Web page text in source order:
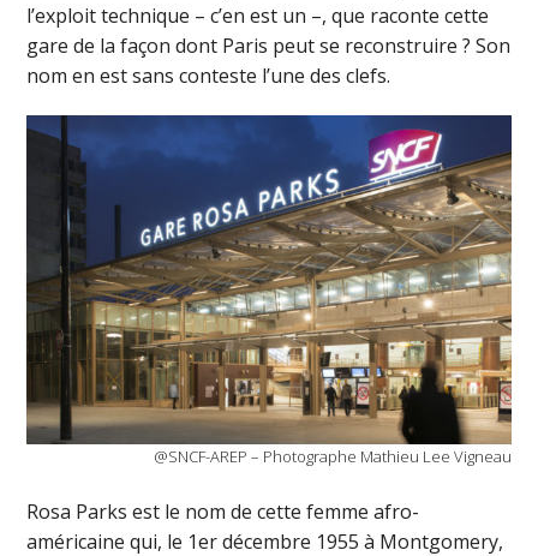
l’exploit technique – c’en est un –, que raconte cette
gare de la façon dont Paris peut se reconstruire ? Son
nom en est sans conteste l’une des clefs.
@SNCF-AREP – Photographe Mathieu Lee Vigneau
Rosa Parks est le nom de cette femme afro-
américaine qui, le 1er décembre 1955 à Montgomery,